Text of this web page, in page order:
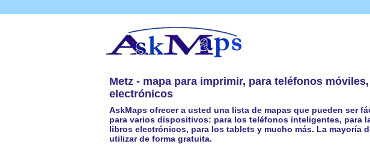
Metz - mapa para imprimir, para teléfonos
electrónicos
AskMaps ofrecer a usted una lista de mapas que pueden ser
para varios dispositivos: para los teléfonos inteligentes, para
libros electrónicos, para los tablets y mucho más. La mayoría
utilizar de forma gratuita.